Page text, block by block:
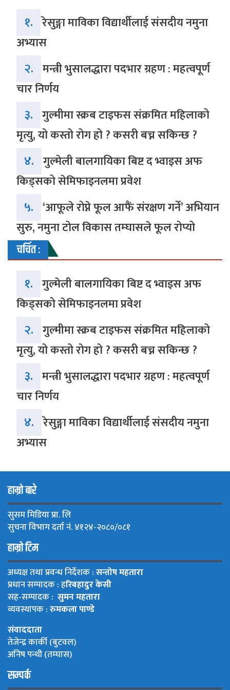
१. रेसुङ्गा माविका विद्यार्थीलाई संसदीय नमुना
अभ्यास
२. मन्त्री भुसालद्धारा पदभार ग्रहण : महत्वपूर्ण
चार निर्णय
३. गुल्मीमा स्क्रब टाइफस संक्रमित महिलाको
मृत्यु, यो कस्तो रोग हो ? कसरी बच्न सकिन्छ ?
४. गुल्मेली बालगायिका बिष्ट द भ्वाइस अफ
किड्सको सेमिफाइनलमा प्रवेश
५. ‘आफूले रोप्ने फूल आफैं संरक्षण गर्ने’ अभियान
सुरु, नमुना टोल विकास तम्घासले फूल रोप्यो
चर्चित :
१. गुल्मेली बालगायिका बिष्ट द भ्वाइस अफ
किड्सको सेमिफाइनलमा प्रवेश
२. गुल्मीमा स्क्रब टाइफस संक्रमित महिलाको
मृत्यु, यो कस्तो रोग हो ? कसरी बच्न सकिन्छ ?
३. मन्त्री भुसालद्धारा पदभार ग्रहण : महत्वपूर्ण
चार निर्णय
४. रेसुङ्गा माविका विद्यार्थीलाई संसदीय नमुना
अभ्यास
हाम्रो बारे
सुसम मिडिया प्रा. लि
सुचना विभाग दर्ता नं. ४१२४-२०८०/०८१
हाम्रो टिम
अध्यक्ष तथा प्रवन्ध निर्देशक :सन्तोष महतारा
प्रधान सम्पादक : हरिबहादुर केसी
सह-सम्पादक : सुमन महतारा
व्यवस्थापक :रुमकला पाण्डे
संवाददाता
तेजेन्द्र कार्की (बुटवल)
अनिष पन्थी (तम्घास)
सम्पर्क